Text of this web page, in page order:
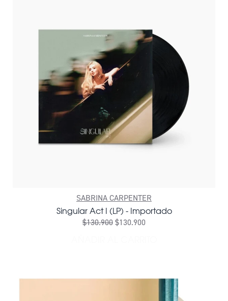
SABRINA CARPENTER
Singular Act I (LP) - Importado
$130.900$130.900